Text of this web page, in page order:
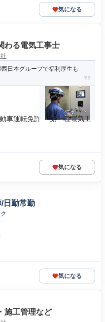
気になる
わる電気工事士
日本グループで福利厚生も
車運転免許 ・第一種電気工
気になる
日勤常勤
気になる
施工管理など